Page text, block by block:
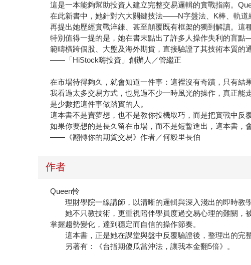
這是一本能夠幫助投資人建立完整交易邏輯的實戰指南。
在此新書中，她針對六大關鍵技法——N字盤法、K棒、軌道
再提出她歷經實戰淬鍊、甚至顛覆既有框架的獨到解讀。這
特別值得一提的是，她在書末點出了許多人操作失利的盲
範疇橫跨個股、大盤及海外期貨，直接驗證了其技術本質的
——「HiStock嗨投資」創辦人／管繼正
在市場待得夠久，就會知道一件事：這裡沒有奇蹟，只有結
我看過太多交易方式，也見過不少一時風光的操作，真正
是少數把這件事做踏實的人。
這本書不是賣夢想，也不是教你投機取巧，而是把實戰中反
如果你要想的是長久留在市場，而不是短暫進出，這本書，
——《翻轉你的期貨交易》作者／何毅里長伯
作者
Queen怜
理財學院一線講師，以清晰的邏輯與深入淺出的即時教學
她不只教技術，更重視陪伴學員度過交易心理的難關，
掌握趨勢變化，達到穩定而自信的操作節奏。
這本書，正是她在課堂與盤中反覆驗證後，整理出的完整
另著有：《台指期傻瓜當沖法，讓我本金翻5倍》。